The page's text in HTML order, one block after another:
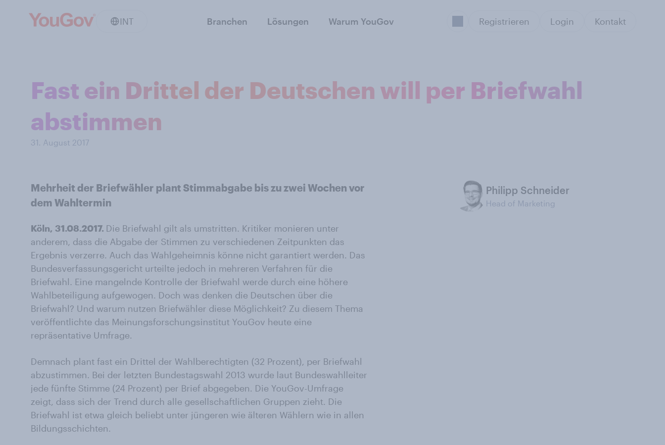
INT Branchen Lösungen Warum YouGov Registrieren Login Kontakt
Fast ein Drittel der Deutschen will per Briefwahl
abstimmen
31. August 2017
Mehrheit der Briefwähler plant Stimmabgabe bis zu zwei Wochen vor
dem Wahltermin
Köln, 31.08.2017. Die Briefwahl gilt als umstritten. Kritiker monieren unter
anderem, dass die Abgabe der Stimmen zu verschiedenen Zeitpunkten das
Ergebnis verzerre. Auch das Wahlgeheimnis könne nicht garantiert werden. Das
Bundesverfassungsgericht urteilte jedoch in mehreren Verfahren für die
Briefwahl. Eine mangelnde Kontrolle der Briefwahl werde durch eine höhere
Wahlbeteiligung aufgewogen. Doch was denken die Deutschen über die
Briefwahl? Und warum nutzen Briefwähler diese Möglichkeit? Zu diesem Thema
veröffentlichte das Meinungsforschungsinstitut YouGov heute eine
repräsentative Umfrage.
Demnach plant fast ein Drittel der Wahlberechtigten (32 Prozent), per Briefwahl
abzustimmen. Bei der letzten Bundestagswahl 2013 wurde laut Bundeswahlleiter
jede fünfte Stimme (24 Prozent) per Brief abgegeben. Die YouGov-Umfrage
zeigt, dass sich der Trend durch alle gesellschaftlichen Gruppen zieht. Die
Briefwahl ist etwa gleich beliebt unter jüngeren wie älteren Wählern wie in allen
Bildungsschichten.
Philipp Schneider
Head of Marketing